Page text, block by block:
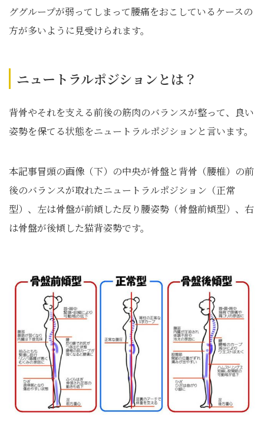
ググループが弱ってしまって腰痛をおこしているケースの
方が多いように見受けられます。
ニュートラルポジションとは？
背骨やそれを支える前後の筋肉のバランスが整って、良い
姿勢を保てる状態をニュートラルポジションと言います。
本記事冒頭の画像（下）の中央が骨盤と背骨（腰椎）の前
後のバランスが取れたニュートラルポジション（正常
型）、左は骨盤が前傾した反り腰姿勢（骨盤前傾型）、右
は骨盤が後傾した猫背姿勢です。